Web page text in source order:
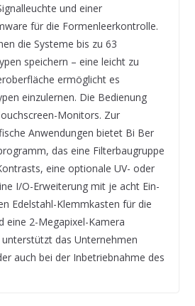
und einer
für die Formenleerkontrolle.
die Systeme bis zu 63
speichern – eine leicht zu
ermöglicht es
einzulernen. Die Bedienung
Monitors. Zur
Anwendungen bietet Bi Ber
das eine Filterbaugruppe
eine optionale UV- oder
I/O-Erweiterung mit je acht Ein-
Edelstahl-Klemmkasten für die
eine 2-Megapixel-Kamera
das Unternehmen
auch bei der Inbetriebnahme des